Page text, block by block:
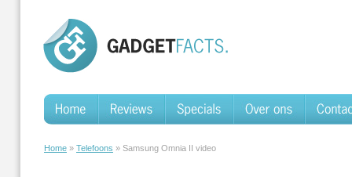
Home » Telefoons » Samsung Omnia II video